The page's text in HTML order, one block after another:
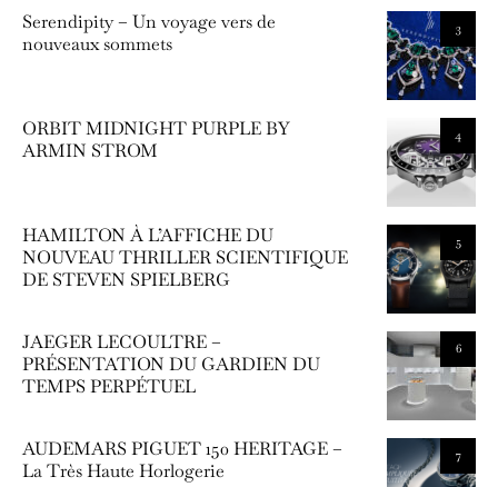
3
Serendipity – Un voyage vers de
nouveaux sommets
4
ORBIT MIDNIGHT PURPLE BY
ARMIN STROM
5
HAMILTON À L’AFFICHE DU
NOUVEAU THRILLER SCIENTIFIQUE
DE STEVEN SPIELBERG
6
JAEGER LECOULTRE –
PRÉSENTATION DU GARDIEN DU
TEMPS PERPÉTUEL
7
AUDEMARS PIGUET 150 HERITAGE –
La Très Haute Horlogerie